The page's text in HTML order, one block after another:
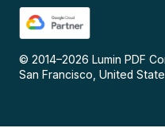
© 2014–2026 Lumin PDF
San Francisco, United